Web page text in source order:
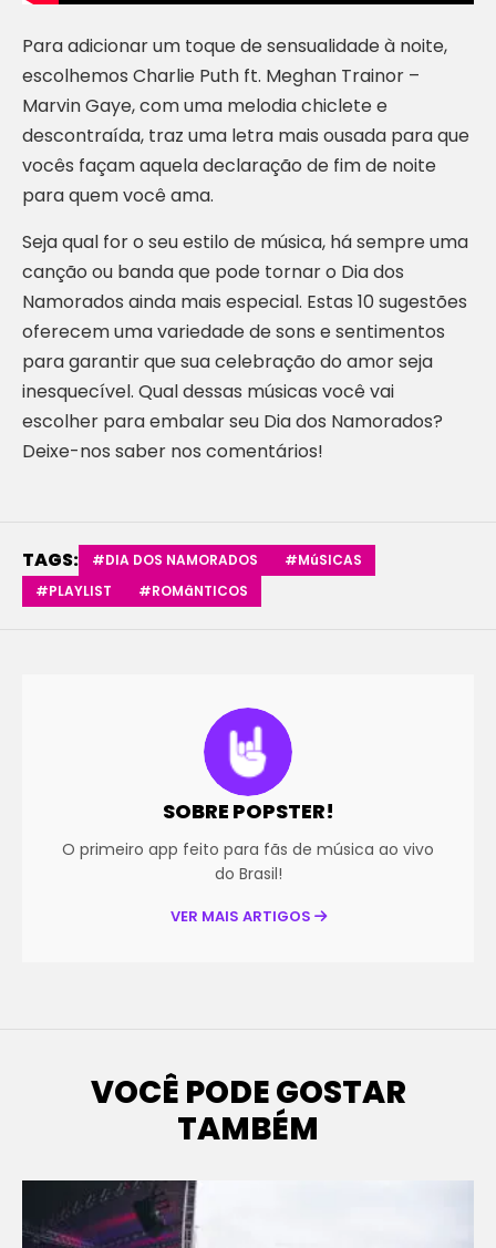
Para adicionar um toque de sensualidade à noite,
escolhemos Charlie Puth ft. Meghan Trainor –
Marvin Gaye, com uma melodia chiclete e
descontraída, traz uma letra mais ousada para que
vocês façam aquela declaração de fim de noite
para quem você ama.
Seja qual for o seu estilo de música, há sempre uma
canção ou banda que pode tornar o Dia dos
Namorados ainda mais especial. Estas 10 sugestões
oferecem uma variedade de sons e sentimentos
para garantir que sua celebração do amor seja
inesquecível. Qual dessas músicas você vai
escolher para embalar seu Dia dos Namorados?
Deixe-nos saber nos comentários!
TAGS: #DIA DOS NAMORADOS
#MúSICAS
#PLAYLIST
#ROMâNTICOS
SOBRE POPSTER!
O primeiro app feito para fãs de música ao vivo
do Brasil!
VER MAIS ARTIGOS
VOCÊ PODE GOSTAR
TAMBÉM